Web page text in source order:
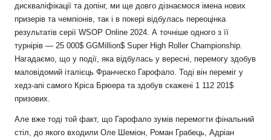
дискваліфікації та допінг, ми ще довго дізнаємося імена нових
призерів та чемпіонів, так і в покері відбулась переоцінка
результатів серії WSOP Online 2024. А точніше одного з її
турнірів — 25 000$ GGMillion$ Super High Roller Championship.
Нагадаємо, що у події, яка відбулась у вересні, перемогу здобув
маловідомий італієць Франческо Гарофало. Тоді він переміг у
хедз-апі самого Кріса Брюера та здобув скажені 1 112 201$
призових.
Але вже тоді той факт, що Гарофало зумів перемогти фінальний
стіл, до якого входили Оле Шеміон, Роман Грабець, Адріан